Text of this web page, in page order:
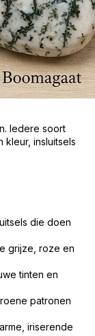
Iedere soort
insluitsels
die doen
grijze, roze en
tinten en
patronen
iriserende